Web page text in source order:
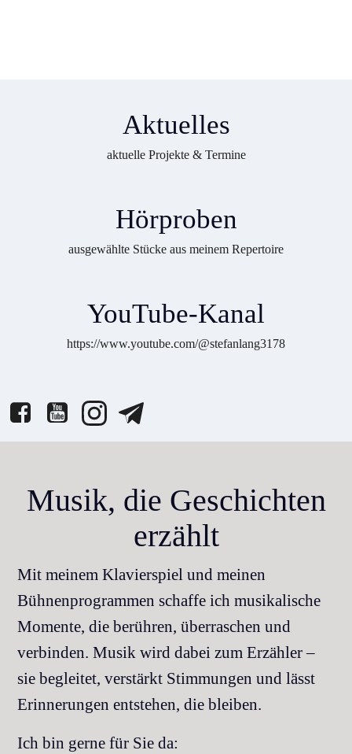
Aktuelles
aktuelle Projekte & Termine
Hörproben
ausgewählte Stücke aus meinem Repertoire
YouTube-Kanal
https://www.youtube.com/@stefanlang3178
Musik, die Geschichten
erzählt
Mit meinem Klavierspiel und meinen
Bühnenprogrammen schaffe ich musikalische
Momente, die berühren, überraschen und
verbinden. Musik wird dabei zum Erzähler –
sie begleitet, verstärkt Stimmungen und lässt
Erinnerungen entstehen, die bleiben.
Ich bin gerne für Sie da: